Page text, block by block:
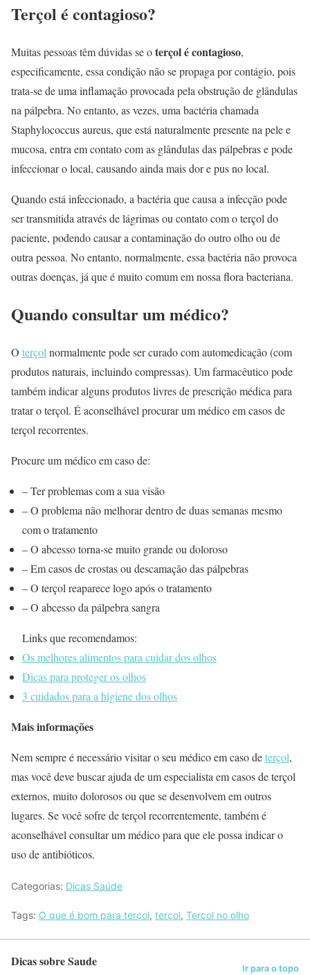
Terçol é contagioso?
Muitas pessoas têm dúvidas se oterçol é contagioso,
especificamente, essa condição não se propaga por contágio, pois
trata-se de uma inflamação provocada pela obstrução de glândulas
na pálpebra. No entanto, as vezes, uma bactéria chamada
Staphylococcus aureus, que está naturalmente presente na pele e
mucosa, entra em contato com as glândulas das pálpebras e pode
infeccionar o local, causando ainda mais dor e pus no local.
Quando está infeccionado, a bactéria que causa a infecção pode
ser transmitida através de lágrimas ou contato com o terçol do
paciente, podendo causar a contaminação do outro olho ou de
outra pessoa. No entanto, normalmente, essa bactéria não provoca
outras doenças, já que é muito comum em nossa flora bacteriana.
Quando consultar um médico?
O terçolnormalmente pode ser curado com automedicação (com
produtos naturais, incluindo compressas). Um farmacêutico pode
também indicar alguns produtos livres de prescrição médica para
tratar o terçol. É aconselhável procurar um médico em casos de
terçol recorrentes.
Procure um médico em caso de:
– Ter problemas com a sua visão
– O problema não melhorar dentro de duas semanas mesmo
com o tratamento
– O abcesso torna-se muito grande ou doloroso
– Em casos de crostas ou descamação das pálpebras
– O terçol reaparece logo após o tratamento
– O abcesso da pálpebra sangra
Links que recomendamos:
Os melhores alimentos para cuidar dos olhos
Dicas para proteger os olhos
3 cuidados para a higiene dos olhos
Mais informações
Nem sempre é necessário visitar o seu médico em caso deterçol,
mas você deve buscar ajuda de um especialista em casos de terçol
externos, muito dolorosos ou que se desenvolvem em outros
lugares. Se você sofre de terçol recorrentemente, também é
aconselhável consultar um médico para que ele possa indicar o
uso de antibióticos.
Categorias: Dicas Saúde
Tags: O que é bom para terçol, terçol, Terçol no olho
Dicas sobre Saude Ir para o topo